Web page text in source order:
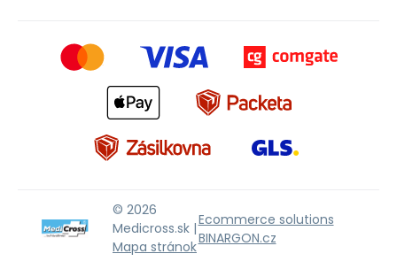
© 2026
Medicross.sk |
Mapa stránok
Ecommerce solutions
BINARGON.cz